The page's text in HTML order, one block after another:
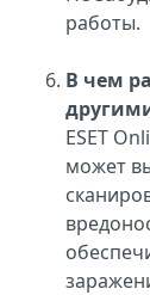
работы.
В чем
ESET
может